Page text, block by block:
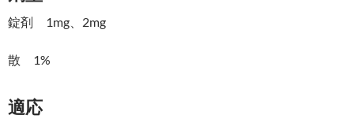
錠剤 1mg、2mg
散 1%
適応